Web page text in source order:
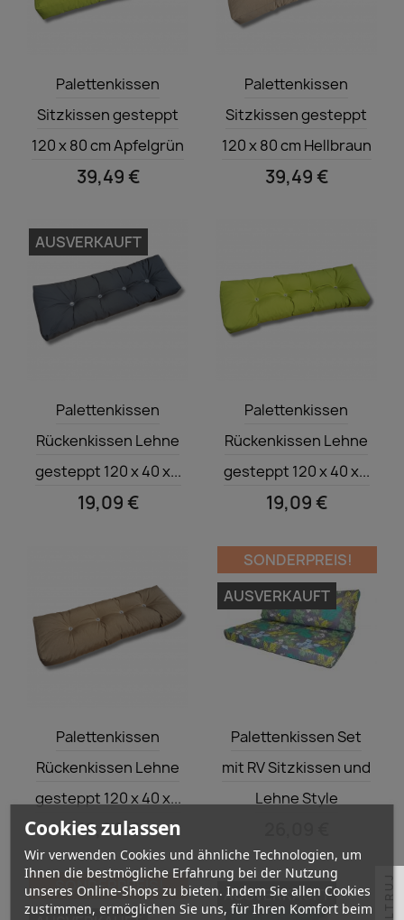

Palettenkissen
Sitzkissen gesteppt
120 x 80 cm Apfelgrün
39,49 €

Palettenkissen
Sitzkissen gesteppt
120 x 80 cm Hellbraun
39,49 €
 Vorschau
Palettenkissen
Rückenkissen Lehne
gesteppt 120 x 40 x...
19,09 €
AUSVERKAUFT
 Vorschau
Palettenkissen
Rückenkissen Lehne
gesteppt 120 x 40 x...
19,09 €

Palettenkissen
Rückenkissen Lehne
gesteppt 120 x 40 x...
19,09 €

Palettenkissen Set
mit RV Sitzkissen und
Lehne Style
SONDERPREIS!
AUSVERKAUFT
SONDERPREIS!
AUSVERKAUFT
Cookies zulassen
Wir verwenden Cookies und ähnliche Technologien, um
Ihnen die bestmögliche Erfahrung bei der Nutzung
unseres Online-Shops zu bieten. Indem Sie allen Cookies
zustimmen, ermöglichen Sie uns, für Ihren Komfort beim